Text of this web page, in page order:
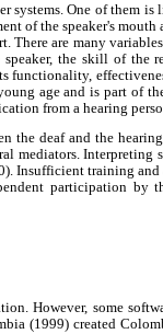
systems. One of them
of the speaker's mouth
are many
the skill of the
functionality,
age and is part of
from a hearing
the deaf and the
mediators. Interpreting
Insufficient training
participation by
However, some
(1999) created